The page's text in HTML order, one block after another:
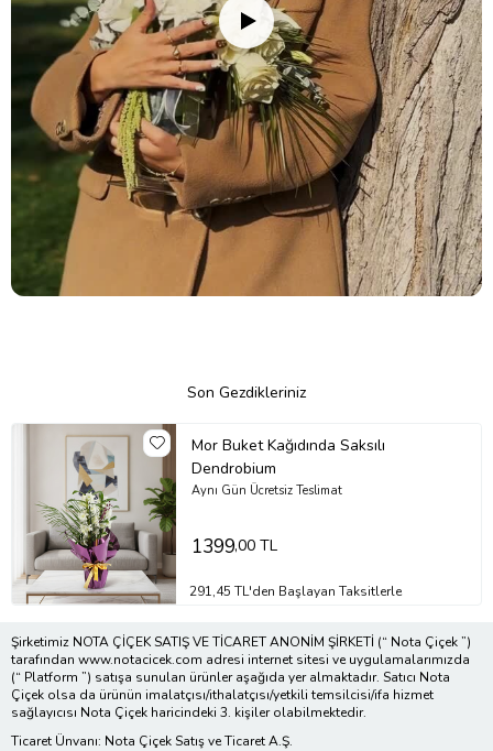
Son Gezdikleriniz
Mor Buket Kağıdında Saksılı
Dendrobium
Aynı Gün Ücretsiz Teslimat
1399,00 TL
291,45 TL'den Başlayan Taksitlerle
Şirketimiz NOTA ÇİÇEK SATIŞ VE TİCARET ANONİM ŞİRKETİ (“ Nota Çiçek ”)
tarafından www.notacicek.com adresi internet sitesi ve uygulamalarımızda
(“ Platform ”) satışa sunulan ürünler aşağıda yer almaktadır. Satıcı Nota
Çiçek olsa da ürünün imalatçısı/ithalatçısı/yetkili temsilcisi/ifa hizmet
sağlayıcısı Nota Çiçek haricindeki 3. kişiler olabilmektedir.
Ticaret Ünvanı: Nota Çiçek Satış ve Ticaret A.Ş.